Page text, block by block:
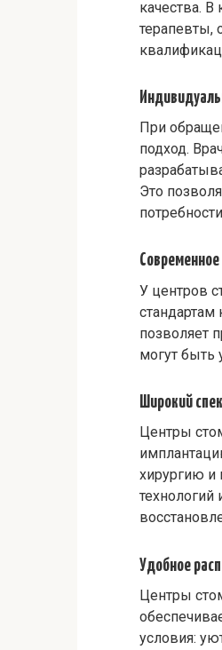
качества.
терапевты,
При
подход.
Это
У центров
стандартам
позволяет
могут быть
Широкий
Центры
хирургию и
технологий
Удобное
Центры
условия: